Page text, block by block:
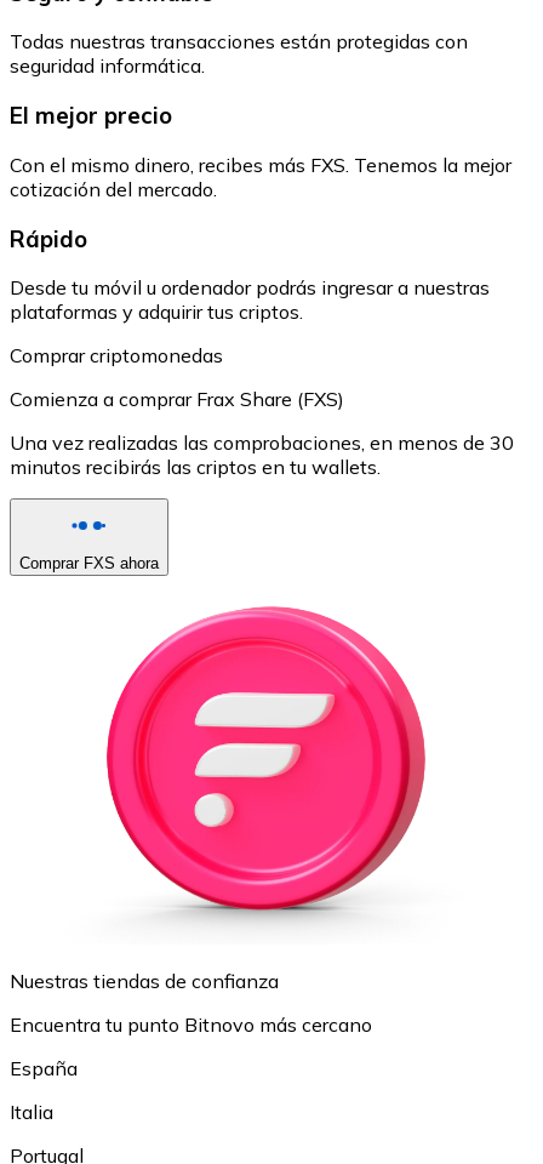
Todas nuestras transacciones están protegidas con
seguridad informática.
El mejor precio
Con el mismo dinero, recibes más FXS. Tenemos la mejor
cotización del mercado.
Rápido
Desde tu móvil u ordenador podrás ingresar a nuestras
plataformas y adquirir tus criptos.
Comprar criptomonedas
Comienza a comprar Frax Share (FXS)
Una vez realizadas las comprobaciones, en menos de 30
minutos recibirás las criptos en tu wallets.
Comprar FXS ahora
Nuestras tiendas de confianza
Encuentra tu punto Bitnovo más cercano
España
Italia
Portugal